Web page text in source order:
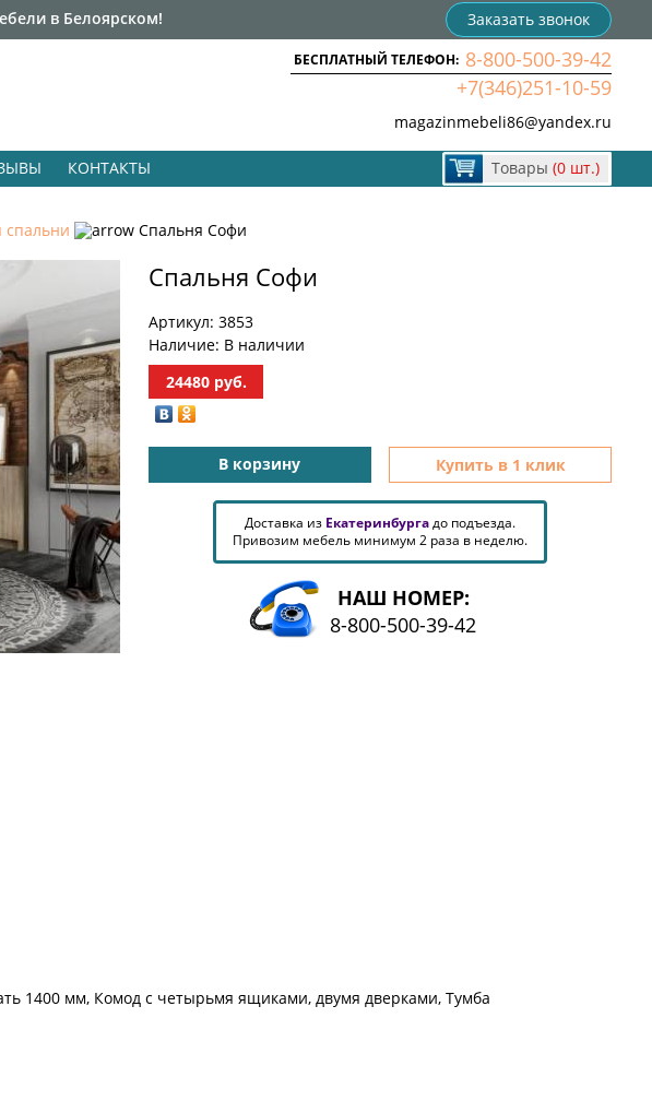
в Белоярском! Заказать звонок
БЕСПЛАТНЫЙ ТЕЛЕФОН: 8-800-500-39-42
+7(346)251-10-59
magazinmebeli86@yandex.ru
КОНТАКТЫ Товары (0 шт.)
спальни Спальня Софи
Спальня Софи
Артикул: 3853
Наличие: В наличии
24480руб.
В корзину Купить в 1 клик
Доставка из Екатеринбургадо подъезда.
Привозим мебель минимум 2 раза в неделю.
НАШ НОМЕР:
8-800-500-39-42
1400 мм, Комод с четырьмя ящиками, двумя дверками, Тумба